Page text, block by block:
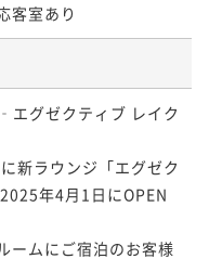
客室あり
グゼクティブ レイク
新ラウンジ「エグゼク
年4月1日にOPEN
ームにご宿泊のお客様